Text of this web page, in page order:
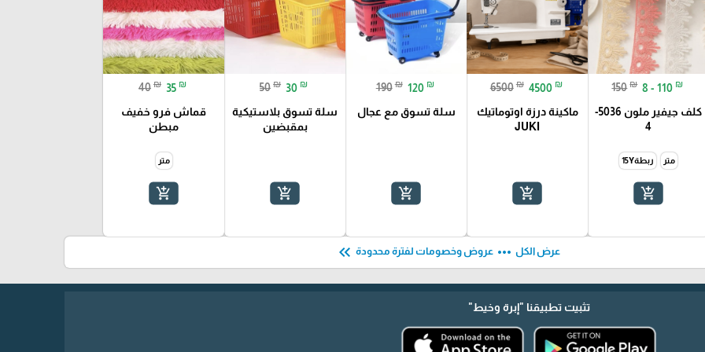
150 ₪ 8 - 110 ₪
كلف جيفير ملون 5036-
4
متر ربطة15Y
add_shopping_cart
6500 ₪ 4500 ₪
ماكينة درزة اوتوماتيك
JUKI
add_shopping_cart
190 ₪ 120 ₪
سلة تسوق مع عجال
add_shopping_cart
50 ₪ 30 ₪
سلة تسوق بلاستيكية
بمقبضين
add_shopping_cart
40 ₪ 35 ₪
قماش فرو خفيف
مبطن
متر
add_shopping_cart
عرض الكل more_horiz عروض وخصومات لفترة محدودة keyboard_double_arrow_left
تثبيت تطبيقنا "إبرة وخيط"